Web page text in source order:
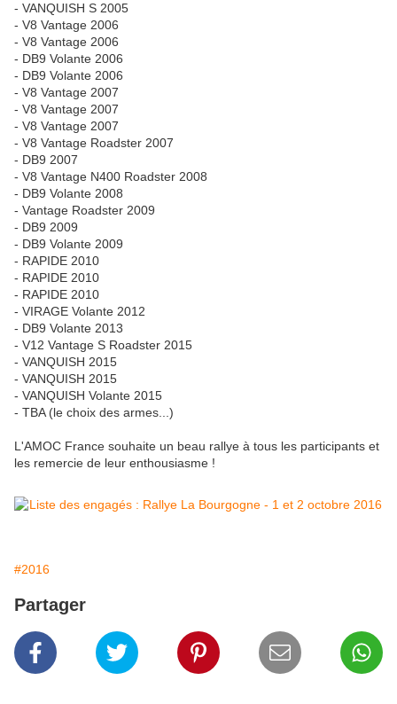
- VANQUISH S 2005
- V8 Vantage 2006
- V8 Vantage 2006
- DB9 Volante 2006
- DB9 Volante 2006
- V8 Vantage 2007
- V8 Vantage 2007
- V8 Vantage 2007
- V8 Vantage Roadster 2007
- DB9 2007
- V8 Vantage N400 Roadster 2008
- DB9 Volante 2008
- Vantage Roadster 2009
- DB9 2009
- DB9 Volante 2009
- RAPIDE 2010
- RAPIDE 2010
- RAPIDE 2010
- VIRAGE Volante 2012
- DB9 Volante 2013
- V12 Vantage S Roadster 2015
- VANQUISH 2015
- VANQUISH 2015
- VANQUISH Volante 2015
- TBA (le choix des armes...)
L'AMOC France souhaite un beau rallye à tous les participants et
les remercie de leur enthousiasme !
#2016
Partager